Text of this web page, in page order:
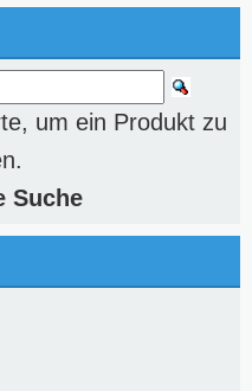
um ein Produkt zu
Suche